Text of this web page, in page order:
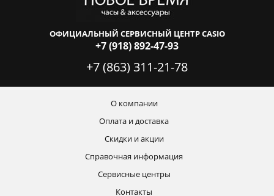
ОФИЦИАЛЬНЫЙ СЕРВИСНЫЙ ЦЕНТР CASIO
+7 (918) 892-47-93
+7 (863) 311-21-78
О компании
Оплата и доставка
Скидки и акции
Справочная информация
Сервисные центры
Контакты